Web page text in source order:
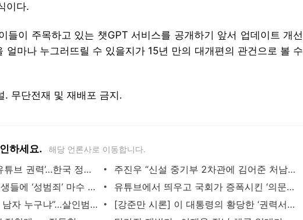
이다.
들이 주목하고 있는 챗GPT 서비스를 공개하기 앞서 업데이트 개선
얼마나 누그러뜨릴 수 있을지가 15년 만의 대개편의 관건으로 볼 수
무단전재 및 재배포 금지.
하세요. 해당 언론사로 이동합니다.
‘여의도 권력’ 위에 ‘유튜브 권력’…한국 정치 뒤흔드는 ‘정치 상왕’ 김어준-고성국 - 시
주진우 “신설 중기부 2차관에 김어준 처남 유력?…처음으로 논평 포기” - 시사저널
지켜주긴 커녕…초등생들에 ‘성범죄’ 마수 뻗은 교장의 최후 - 시사저널
유튜브에서 띄우고 국회가 증폭시킨 ‘의문의 제보’…늪에 빠진 민주당 - 시사저널
“너네 어머니 만나는 남자 누구냐”…살인범은 스무살 아들을 이용했다 [주목, 이 판결] - 시사
[강준만 시론] 이 대통령의 황당한 ‘권력서열론’ - 시사저널